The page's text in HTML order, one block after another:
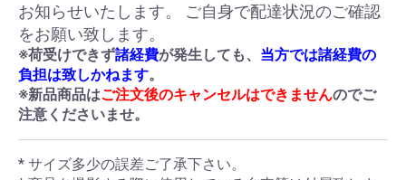
お知らせいたします。 ご自身で配達状況のご確認
をお願い致します。
※荷受けできず諸経費が発生しても、 当方では諸経費の
負担は致しかねます。
※新品商品はご注文後のキャンセルはできませんのでご
注意くださいませ。
* サイズ多少の誤差ご了承下さい。